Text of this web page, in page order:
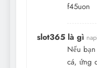
f45uon
slot365 là gì
Nếu
cá, ứng